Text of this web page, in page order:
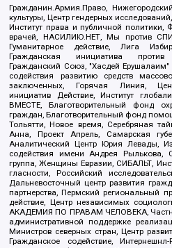
Гражданин.Армия.Право,
культуры, Центр гендерных
Институт права и публичной политики,
врачей, НАСИЛИЮ.НЕТ, Мы против
Гуманитарное действие, Лига
Гражданская инициатива против
Гражданский Союз, "Хасдей
содействия развитию средств
заключенных, Горячая Линия,
инициатив Действие, Институт
ВМЕСТЕ, Благотворительный фонд
граждан, Благотворительный фонд
Тольятти, Новое время, Серебряная
Анна, Проект Апрель, Самарская
Аналитический Центр Юрия Левады,
содействия имени Андрея Рылькова,
группа, Женщины Евразии, СИБАЛЬТ,
гласности, Российский
Дальневосточный центр развития
партнерства, Пермский региональный
действие, Центр независимых
АКАДЕМИЯ ПО ПРАВАМ ЧЕЛОВЕКА,
административной поддержке
Министров северных стран, Центр
Гражданское содействие,